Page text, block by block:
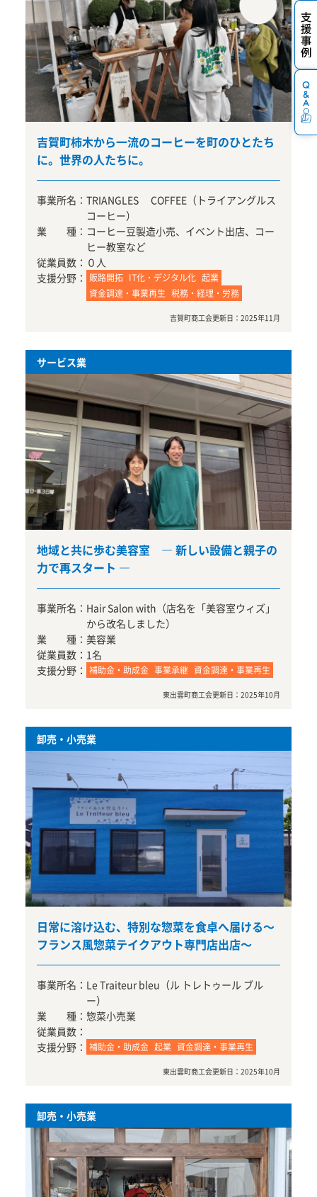
吉賀町柿木から一流のコーヒーを町のひとたち
に。世界の人たちに。
事業所名： TRIANGLES COFFEE（トライアングルス
コーヒー）
業 種： コーヒー豆製造小売、イベント出店、コー
ヒー教室など
従業員数： ０人
支援分野：
販路開拓 IT化・デジタル化 起業
資金調達・事業再生 税務・経理・労務
吉賀町商工会更新日： 2025年11月
サービス業
地域と共に歩む美容室 ― 新しい設備と親子の
力で再スタート ―
事業所名： Hair Salon with（店名を「美容室ウィズ」
から改名しました）
業 種： 美容業
従業員数： 1名
支援分野： 補助金・助成金 事業承継 資金調達・事業再生
東出雲町商工会更新日： 2025年10月
卸売・小売業
日常に溶け込む、特別な惣菜を食卓へ届ける～
フランス風惣菜テイクアウト専門店出店～
事業所名： Le Traiteur bleu（ル トレトゥール ブル
ー）
業 種： 惣菜小売業
従業員数：
支援分野： 補助金・助成金 起業 資金調達・事業再生
東出雲町商工会更新日： 2025年10月
卸売・小売業